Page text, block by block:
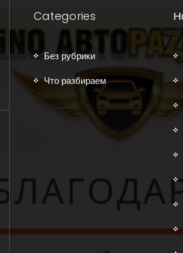
Categories
Без рубрики
Что разбираем